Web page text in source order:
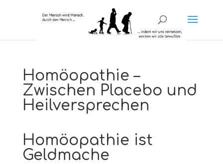
Homöopathie –
Zwischen Placebo und
Heilversprechen
Homöopathie ist
Geldmache